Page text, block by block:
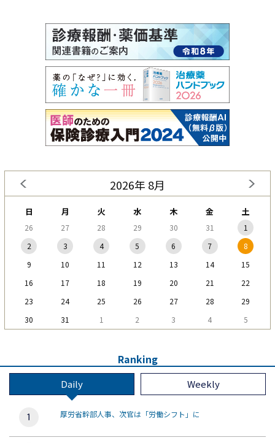
2026年 8月
日 月 火 水 木 金 土
26 27 28 29 30 31
1
2
3 4 5 6 7
8
9
10 11 12 13 14
15
16
17 18 19 20 21
22
23
24 25 26 27 28
29
30
31 1 2 3 4 5
Ranking
Daily Weekly
厚労省幹部人事、次官は「労働シフト」に